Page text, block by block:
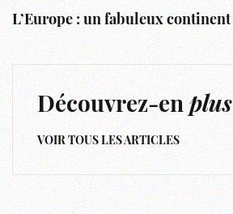
L’Europe : un fabuleux continent
Découvrez-enplus
VOIR TOUS LES ARTICLES